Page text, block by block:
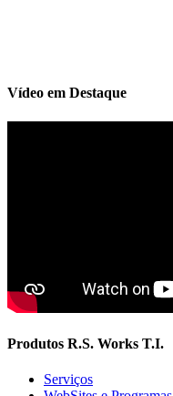
Vídeo em Destaque
Produtos R.S. Works T.I.
Serviços